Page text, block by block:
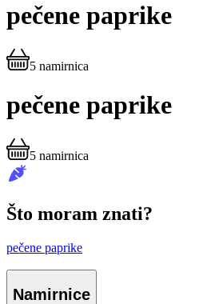
pečene paprike
5 namirnica
pečene paprike
5 namirnica
Što moram znati?
pečene paprike
Namirnice